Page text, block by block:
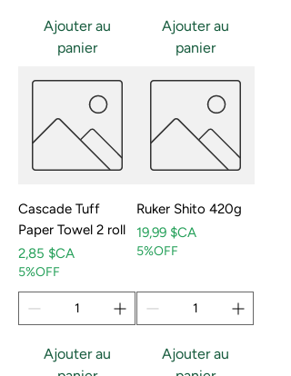
Ajouter au
panier
Ajouter au
panier
Cascade Tuff
Paper Towel 2 roll
Prix
2,85 $CA
5%OFF
Ajouter au
Ruker Shito 420g
Prix
19,99 $CA
5%OFF
Ajouter au